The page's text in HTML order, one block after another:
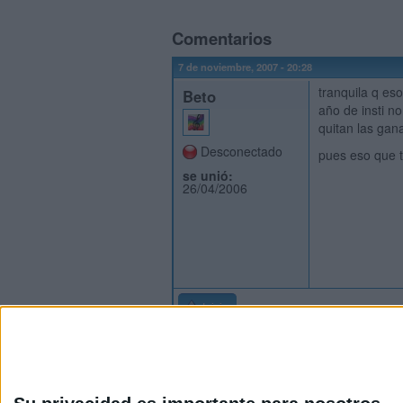
Comentarios
7 de noviembre, 2007 - 20:28
Beto
Desconectado
se unió:
26/04/2006
tranquila q
año de insti
quitan las
pues eso que
Inicio